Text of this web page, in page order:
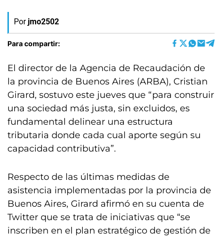
Por jmo2502
Para compartir:
El director de la Agencia de Recaudación de
la provincia de Buenos Aires (ARBA), Cristian
Girard, sostuvo este jueves que “para construir
una sociedad más justa, sin excluidos, es
fundamental delinear una estructura
tributaria donde cada cual aporte según su
capacidad contributiva”.
Respecto de las últimas medidas de
asistencia implementadas por la provincia de
Buenos Aires, Girard afirmó en su cuenta de
Twitter que se trata de iniciativas que “se
inscriben en el plan estratégico de gestión de